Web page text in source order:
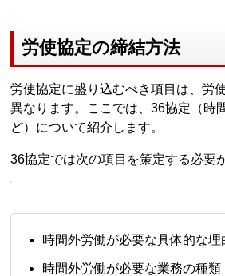
労使協定の締結方法
労使協定に盛り込むべき項目は、労
異なります。ここでは、36協定（時
ど）について紹介します。
36協定では次の項目を策定する必要
時間外労働が必要な具体的な理
時間外労働が必要な業務の種類